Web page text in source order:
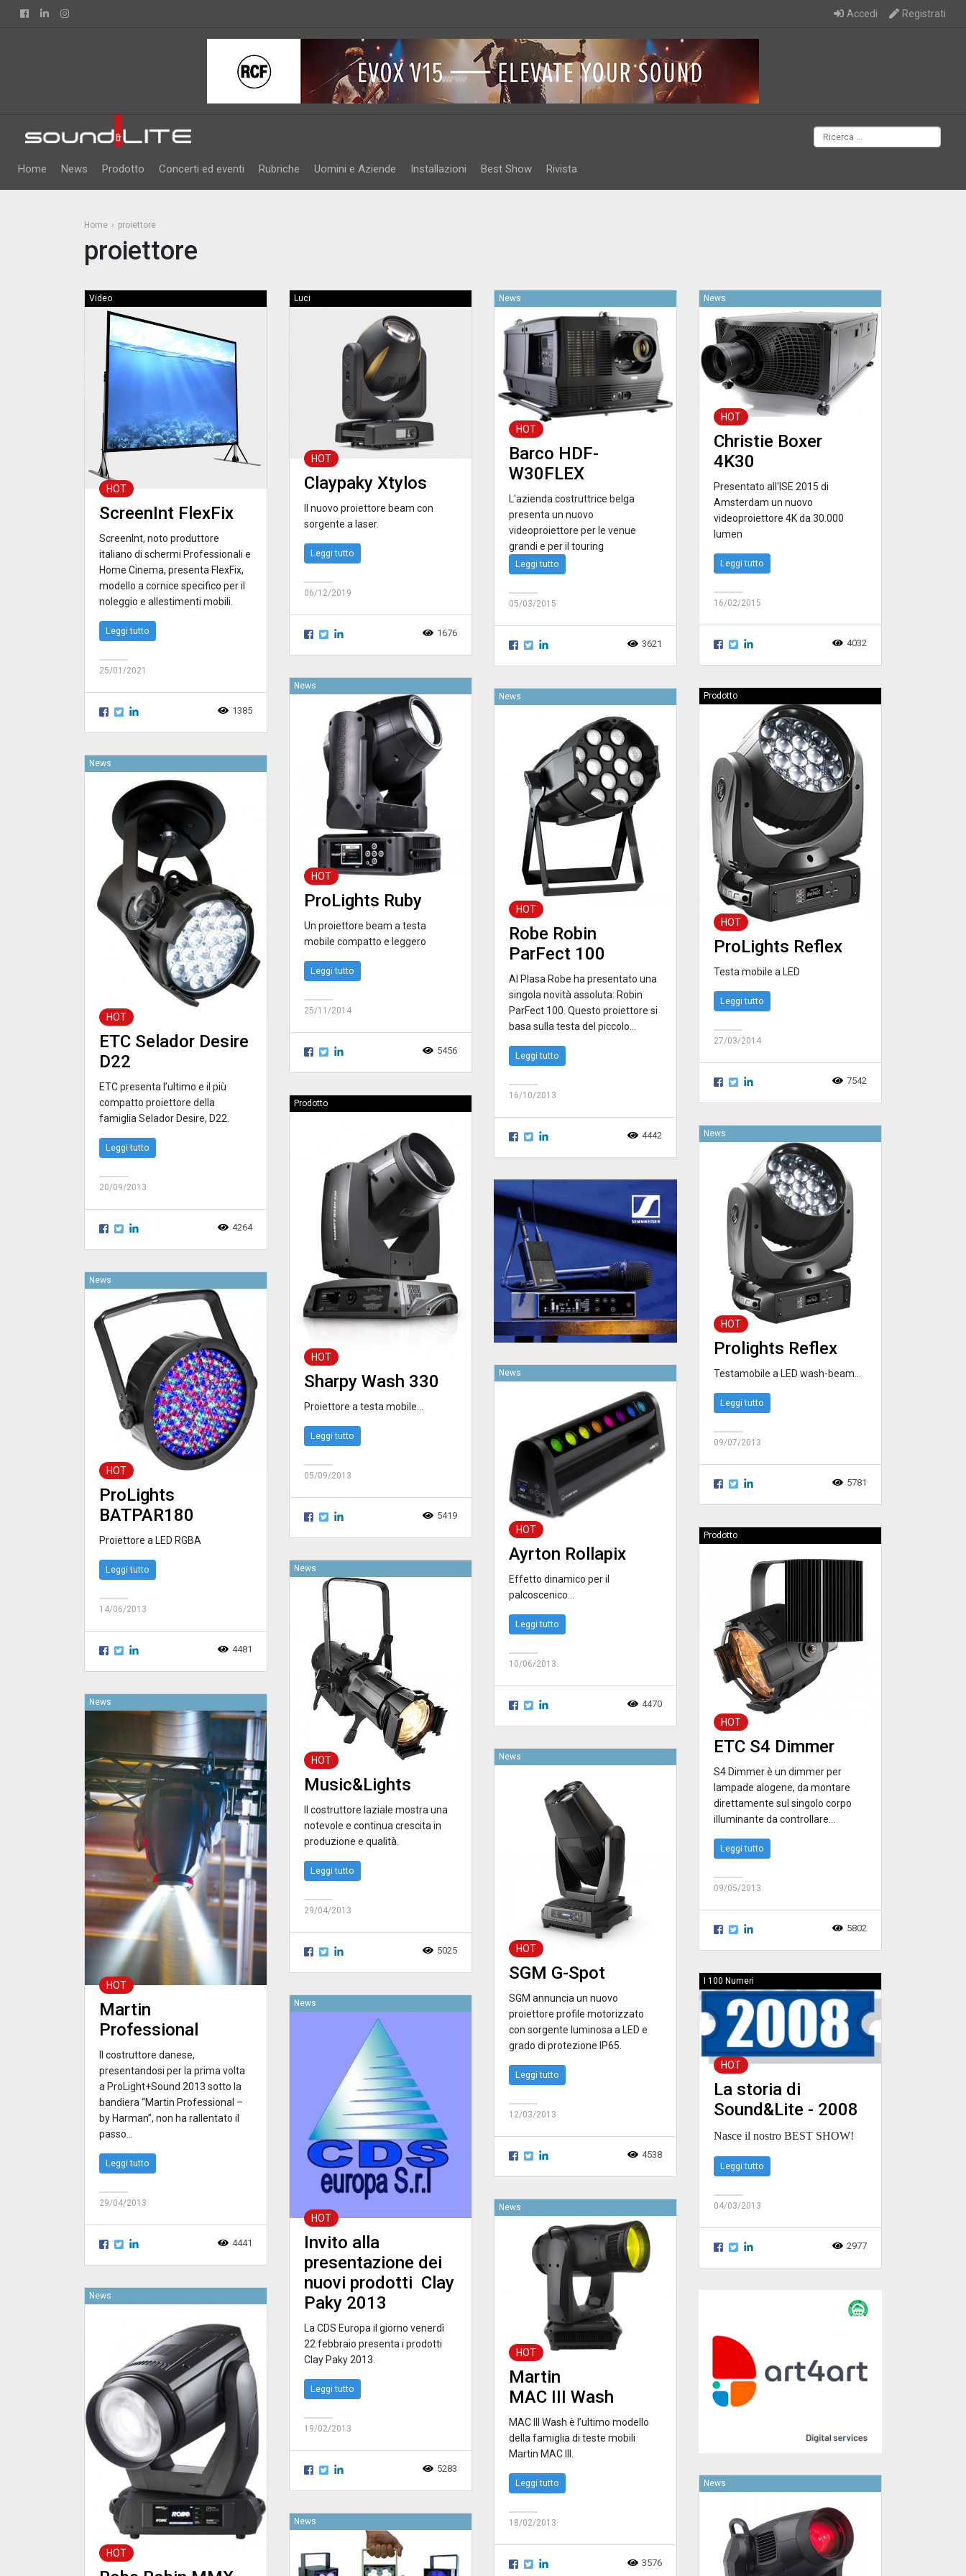
FacebookLinkedin Accedi Registrati
Home News Prodotto Concerti ed eventi Rubriche Uomini e Aziende Installazioni Best Show Rivista
Home proiettore
proiettore
Video
HOT
ScreenInt FlexFix
ScreenInt, noto produttore
italiano di schermi Professionali e
Home Cinema, presenta FlexFix,
modello a cornice specifico per il
noleggio e allestimenti mobili.
Leggi tutto
25/01/2021
1385
Luci
HOT
Claypaky Xtylos
Il nuovo proiettore beam con
sorgente a laser.
Leggi tutto
06/12/2019
1676
News
HOT
Barco HDF-
W30FLEX
L'azienda costruttrice belga
presenta un nuovo
videoproiettore per le venue
grandi e per il touring
Leggi tutto
05/03/2015
3621
News
HOT
Christie Boxer
4K30
Presentato all'ISE 2015 di
Amsterdam un nuovo
videoproiettore 4K da 30.000
lumen
Leggi tutto
16/02/2015
4032
News
HOT
ProLights Ruby
Un proiettore beam a testa
mobile compatto e leggero
Leggi tutto
25/11/2014
5456
Prodotto
HOT
ProLights Reflex
Testa mobile a LED
Leggi tutto
27/03/2014
7542
News
HOT
Robe Robin
ParFect 100
Al Plasa Robe ha presentato una
singola novità assoluta: Robin
ParFect 100. Questo proiettore si
basa sulla testa del piccolo...
Leggi tutto
16/10/2013
4442
News
HOT
ETC Selador Desire
D22
ETC presenta l’ultimo e il più
compatto proiettore della
famiglia Selador Desire, D22.
Leggi tutto
20/09/2013
4264
Prodotto
HOT
Sharpy Wash 330
Proiettore a testa mobile...
Leggi tutto
05/09/2013
5419
News
HOT
Prolights Reflex
Testamobile a LED wash-beam...
Leggi tutto
09/07/2013
5781
News
HOT
ProLights
BATPAR180
Proiettore a LED RGBA
Leggi tutto
14/06/2013
4481
News
HOT
Ayrton Rollapix
Effetto dinamico per il
palcoscenico...
Leggi tutto
10/06/2013
4470
Prodotto
HOT
ETC S4 Dimmer
S4 Dimmer è un dimmer per
lampade alogene, da montare
direttamente sul singolo corpo
illuminante da controllare...
Leggi tutto
09/05/2013
5802
News
HOT
Music&Lights
Il costruttore laziale mostra una
notevole e continua crescita in
produzione e qualità.
Leggi tutto
29/04/2013
5025
News
HOT
Martin
Professional
Il costruttore danese,
presentandosi per la prima volta
a ProLight+Sound 2013 sotto la
bandiera “Martin Professional –
by Harman”, non ha rallentato il
passo...
Leggi tutto
29/04/2013
4441
News
HOT
SGM G-Spot
SGM annuncia un nuovo
proiettore profile motorizzato
con sorgente luminosa a LED e
grado di protezione IP65.
Leggi tutto
12/03/2013
4538
I 100 Numeri
HOT
La storia di
Sound&Lite - 2008
Nasce il nostro BEST SHOW!
Leggi tutto
04/03/2013
2977
News
HOT
Invito alla
presentazione dei
nuovi prodotti Clay
Paky 2013
La CDS Europa il giorno venerdì
22 febbraio presenta i prodotti
Clay Paky 2013.
Leggi tutto
19/02/2013
5283
News
HOT
Martin
MAC III Wash
MAC III Wash è l’ultimo modello
della famiglia di teste mobili
Martin MAC III.
Leggi tutto
18/02/2013
3576
News
HOT
News
News